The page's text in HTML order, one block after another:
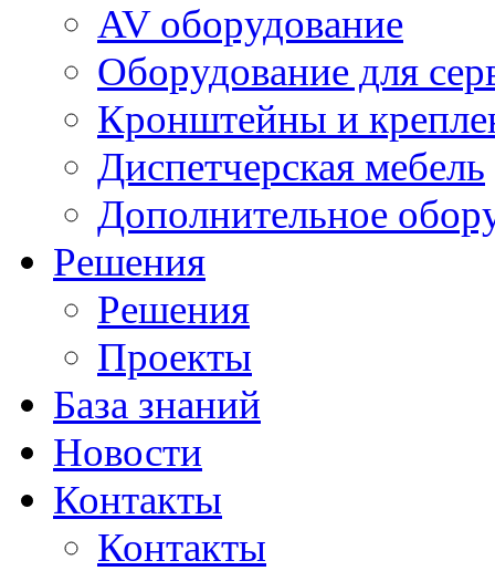
AV оборудование
Оборудование для
Кронштейны и
Диспетчерская мебель
Дополнительное
Решения
Решения
Проекты
База знаний
Новости
Контакты
Контакты